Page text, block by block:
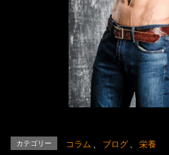
カテゴリー コラム 、 ブログ 、 栄養